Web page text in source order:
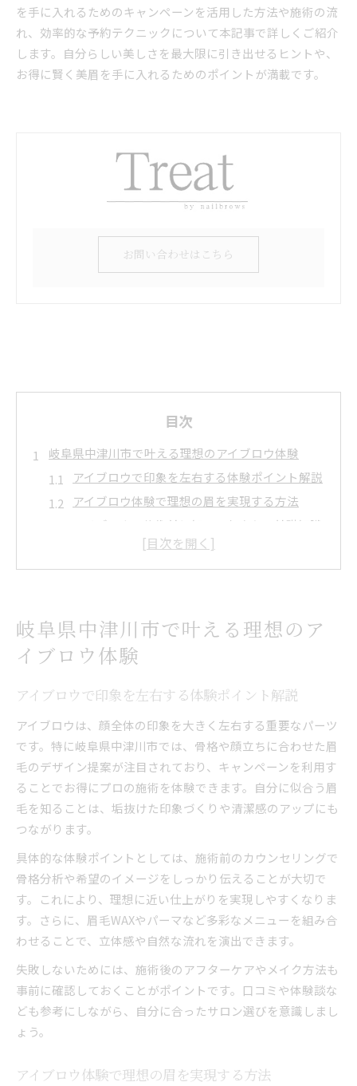
を手に入れるためのキャンペーンを活用した方法や施術の流
れ、効率的な予約テクニックについて本記事で詳しくご紹介
します。自分らしい美しさを最大限に引き出せるヒントや、
お得に賢く美眉を手に入れるためのポイントが満載です。
お問い合わせはこちら
目次
岐阜県中津川市で叶える理想のアイブロウ体験
アイブロウで印象を左右する体験ポイント解説
アイブロウ体験で理想の眉を実現する方法
アイブロウの施術前に知っておきたい基礎知識
アイブロウサロンの比較で迷わない選び方
口コミから分かるアイブロウ体験の魅力発見
アイブロウ施術で印象が変わる理由を徹底解説
人気のアイブロウ施術メニューの特徴とは
アイブロウで垢抜け印象を叶える施術事例
アイブロウ専門店の施術が選ばれる秘密
アイブロウ施術後の持続力と仕上がりの違い
自分に合う眉を見つけるキャンペーン案内
アイブロウキャンペーンの活用術と申込方法
初めての方におすすめのアイブロウ体験内容
期間限定アイブロウキャンペーンのチェック方
法
お得なアイブロウクーポン情報の探し方
アイブロウキャンペーンで叶う理想の眉体験
初めてなら知っておきたいアイブロウ活用法
アイブロウ初心者が知るべき基礎知識まとめ
アイブロウの形選びで失敗しないポイント
アイブロウ活用で印象を自在にチェンジするコ
ツ
骨格に合わせた眉毛デザインを追求するコツ
岐阜県中津川市で叶える理想のア
イブロウ体験
アイブロウで印象を左右する体験ポイント解説
アイブロウは、顔全体の印象を大きく左右する重要なパーツ
です。特に岐阜県中津川市では、骨格や顔立ちに合わせた眉
毛のデザイン提案が注目されており、キャンペーンを利用す
ることでお得にプロの施術を体験できます。自分に似合う眉
毛を知ることは、垢抜けた印象づくりや清潔感のアップにも
つながります。
具体的な体験ポイントとしては、施術前のカウンセリングで
骨格分析や希望のイメージをしっかり伝えることが大切で
す。これにより、理想に近い仕上がりを実現しやすくなりま
す。さらに、眉毛WAXやパーマなど多彩なメニューを組み合
わせることで、立体感や自然な流れを演出できます。
失敗しないためには、施術後のアフターケアやメイク方法も
事前に確認しておくことがポイントです。口コミや体験談な
ども参考にしながら、自分に合ったサロン選びを意識しまし
ょう。
アイブロウ体験で理想の眉を実現する方法